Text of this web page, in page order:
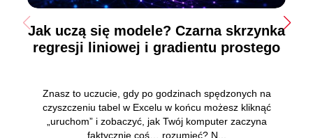
Jak uczą się modele? Czarna skrzynka
regresji liniowej i gradientu prostego
Znasz to uczucie, gdy po godzinach spędzonych na
czyszczeniu tabel w Excelu w końcu możesz kliknąć
„uruchom” i zobaczyć, jak Twój komputer zaczyna
faktycznie coś… rozumieć? N...